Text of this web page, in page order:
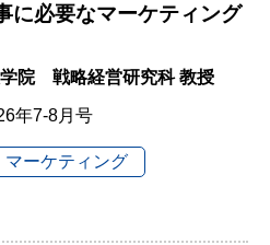
必要なマーケティング
院 戦略経営研究科 教授
年7-8月号
マーケティング